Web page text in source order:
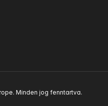
Minden jog fenntartva.